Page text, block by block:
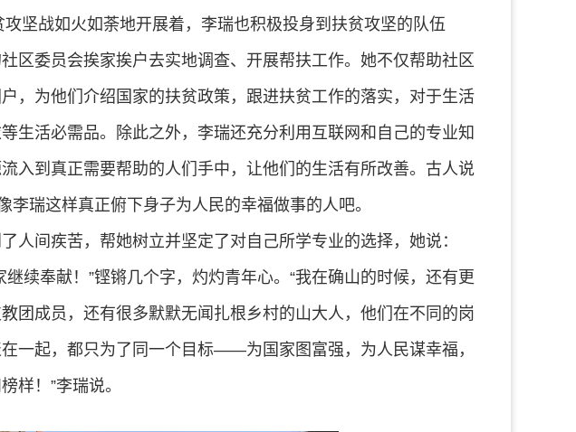
坚战如火如荼地开展着，李瑞也积极投身到扶贫攻坚的队伍
区委员会挨家挨户去实地调查、开展帮扶工作。她不仅帮助社区
，为他们介绍国家的扶贫政策，跟进扶贫工作的落实，对于生活
生活必需品。除此之外，李瑞还充分利用互联网和自己的专业知
入到真正需要帮助的人们手中，让他们的生活有所改善。古人说
李瑞这样真正俯下身子为人民的幸福做事的人吧。
人间疾苦，帮她树立并坚定了对自己所学专业的选择，她说：
续奉献！”铿锵几个字，灼灼青年心。“我在确山的时候，还有更
团成员，还有很多默默无闻扎根乡村的山大人，他们在不同的岗
一起，都只为了同一个目标——为国家图富强，为人民谋幸福，
样！”李瑞说。